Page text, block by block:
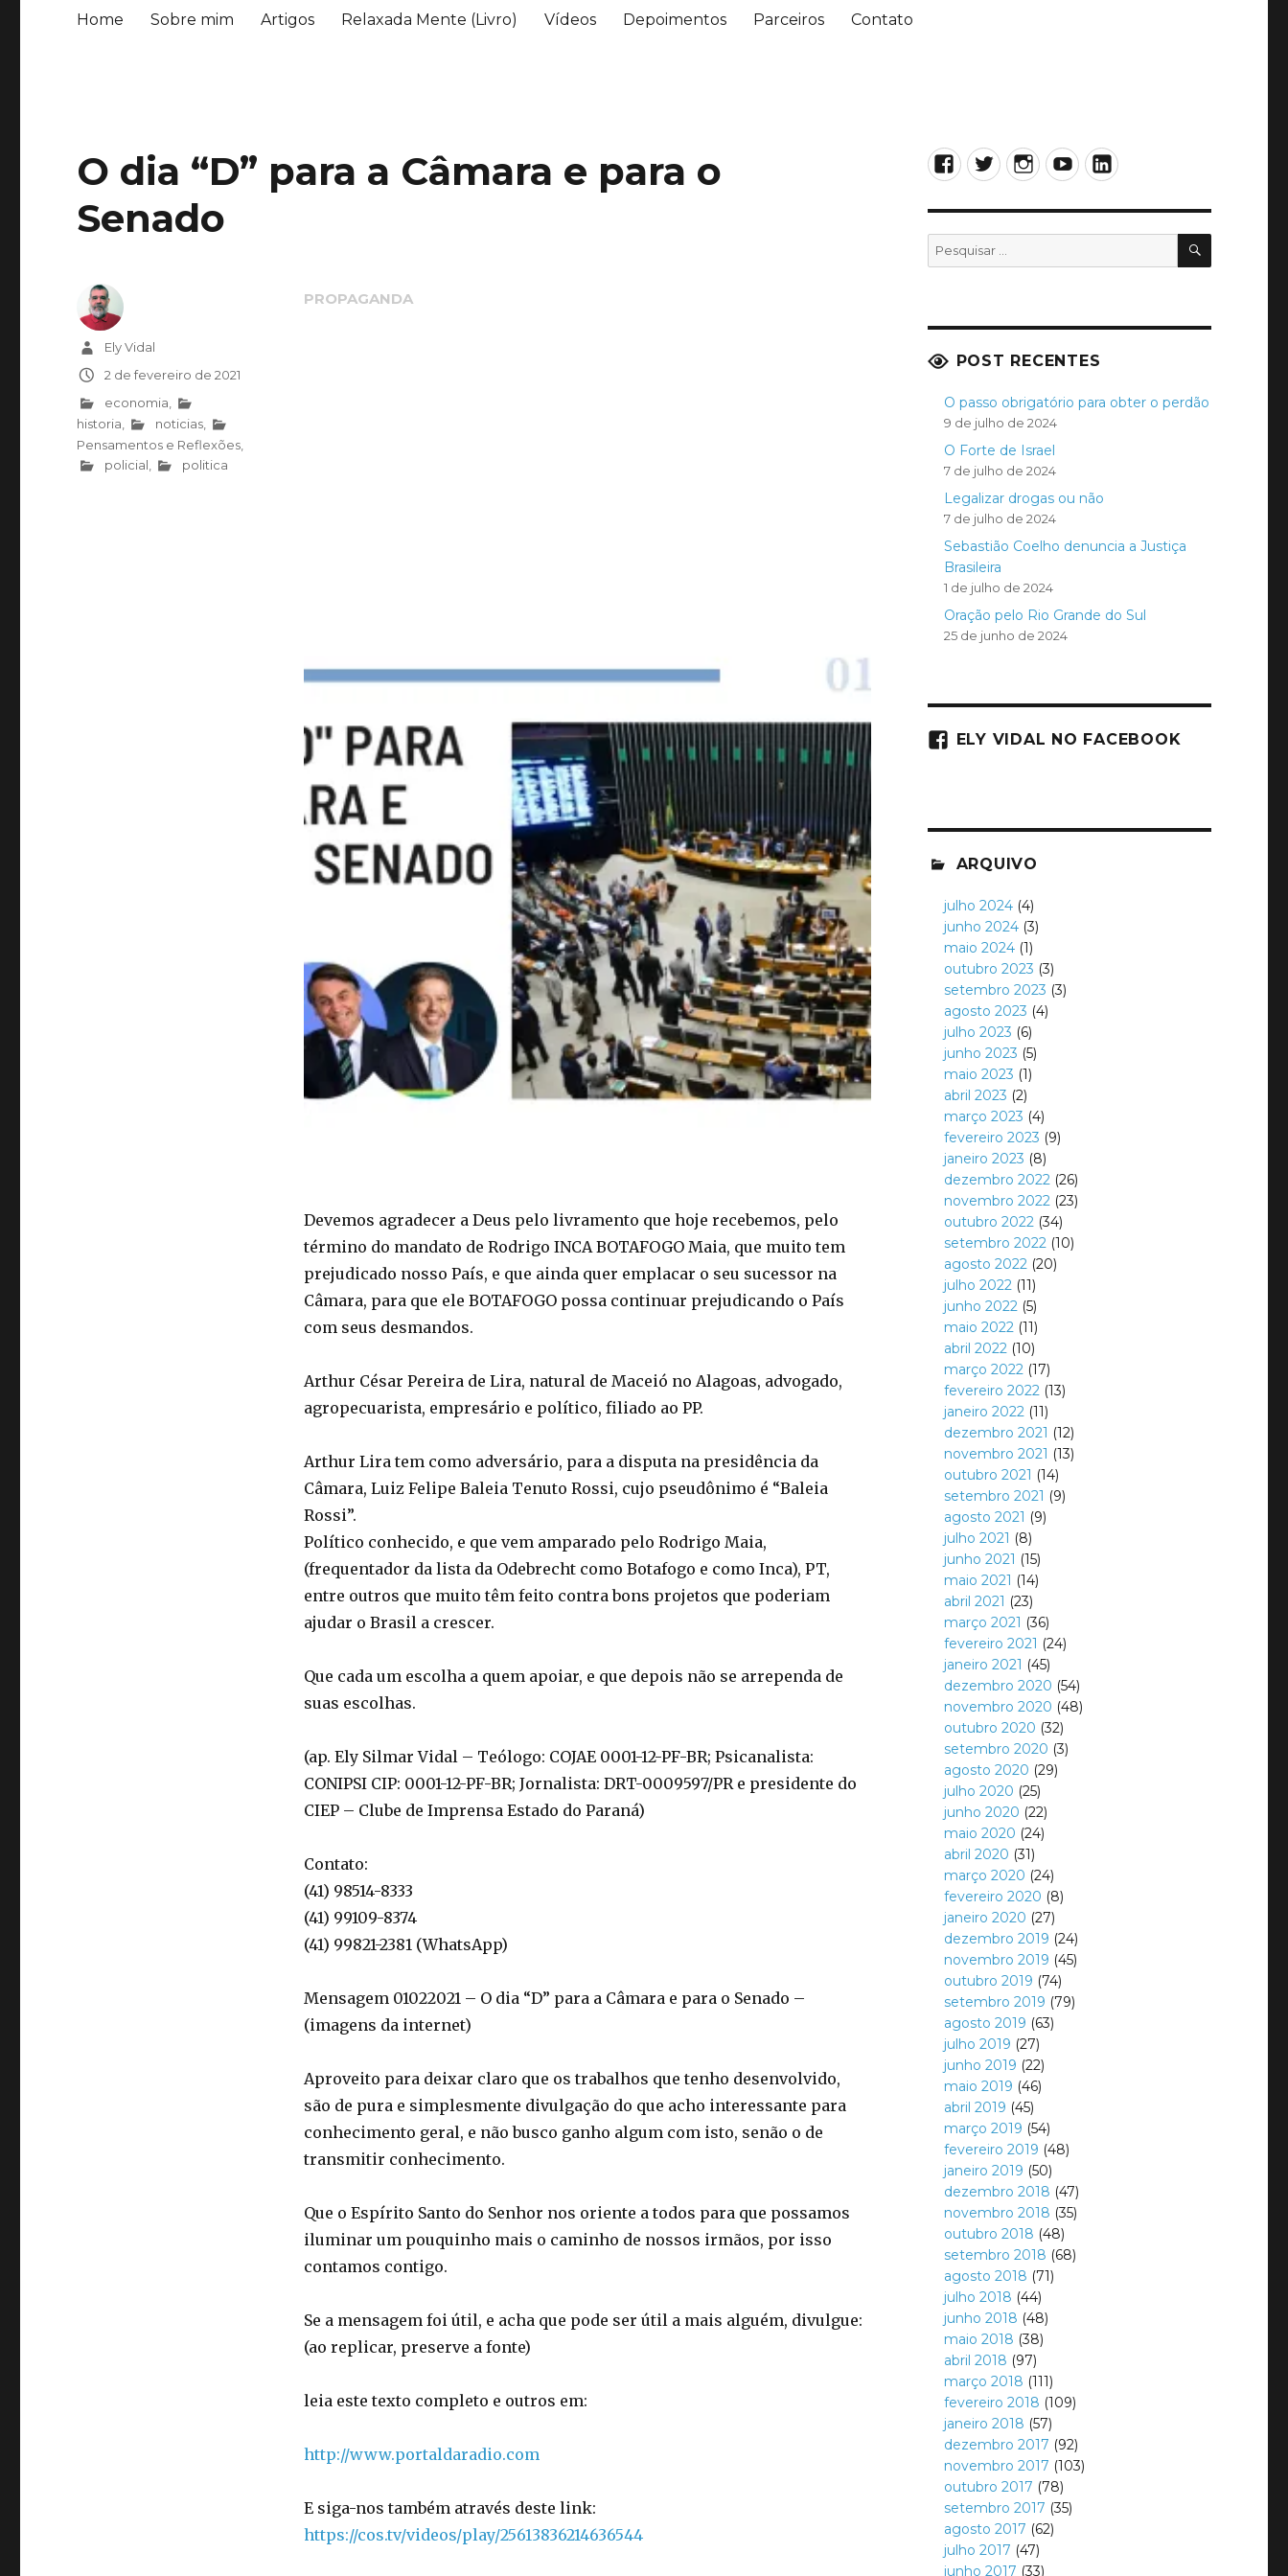
Home Sobre mim Artigos Relaxada Mente (Livro) Vídeos Depoimentos Parceiros Contato
O dia “D” para a Câmara e para o
Senado
Devemos agradecer a Deus pelo livramento que hoje recebemos, pelo
término do mandato de Rodrigo INCA BOTAFOGO Maia, que muito tem
prejudicado nosso País, e que ainda quer emplacar o seu sucessor na
Câmara, para que ele BOTAFOGO possa continuar prejudicando o País
com seus desmandos.
Arthur César Pereira de Lira, natural de Maceió no Alagoas, advogado,
agropecuarista, empresário e político, filiado ao PP.
Arthur Lira tem como adversário, para a disputa na presidência da
Câmara, Luiz Felipe Baleia Tenuto Rossi, cujo pseudônimo é “Baleia
Rossi”.
Político conhecido, e que vem amparado pelo Rodrigo Maia,
(frequentador da lista da Odebrecht como Botafogo e como Inca), PT,
entre outros que muito têm feito contra bons projetos que poderiam
ajudar o Brasil a crescer.
Que cada um escolha a quem apoiar, e que depois não se arrependa de
suas escolhas.
(ap. Ely Silmar Vidal – Teólogo: COJAE 0001-12-PF-BR; Psicanalista:
CONIPSI CIP: 0001-12-PF-BR; Jornalista: DRT-0009597/PR e presidente do
CIEP – Clube de Imprensa Estado do Paraná)
Contato:
(41) 98514-8333
(41) 99109-8374
(41) 99821-2381 (WhatsApp)
Mensagem 01022021 – O dia “D” para a Câmara e para o Senado –
(imagens da internet)
Aproveito para deixar claro que os trabalhos que tenho desenvolvido,
são de pura e simplesmente divulgação do que acho interessante para
conhecimento geral, e não busco ganho algum com isto, senão o de
transmitir conhecimento.
Que o Espírito Santo do Senhor nos oriente a todos para que possamos
iluminar um pouquinho mais o caminho de nossos irmãos, por isso
contamos contigo.
Se a mensagem foi útil, e acha que pode ser útil a mais alguém, divulgue:
(ao replicar, preserve a fonte)
leia este texto completo e outros em:
http://www.portaldaradio.com
E siga-nos também através deste link:
https://cos.tv/videos/play/25613836214636544
AutorEly Vidal
Publicado
em
2 de fevereiro de 2021
Categorias
economia
historia
noticias
Pensamentos e Reflexões
policial
politica
Facebook
TwitterInstagram
YouTubeLinkedIn
Pesquisar
por:
POST RECENTES
O passo obrigatório para obter o perdão
9 de julho de 2024
O Forte de Israel
7 de julho de 2024
Legalizar drogas ou não
7 de julho de 2024
Sebastião Coelho denuncia a Justiça
Brasileira
1 de julho de 2024
Oração pelo Rio Grande do Sul
25 de junho de 2024
ELY VIDAL NO FACEBOOK
ARQUIVO
julho 2024 (4)
junho 2024 (3)
maio 2024 (1)
outubro 2023 (3)
setembro 2023 (3)
agosto 2023 (4)
julho 2023 (6)
junho 2023 (5)
maio 2023 (1)
abril 2023 (2)
março 2023 (4)
fevereiro 2023 (9)
janeiro 2023 (8)
dezembro 2022 (26)
novembro 2022 (23)
outubro 2022 (34)
setembro 2022 (10)
agosto 2022 (20)
julho 2022 (11)
junho 2022 (5)
maio 2022 (11)
abril 2022 (10)
março 2022 (17)
fevereiro 2022 (13)
janeiro 2022 (11)
dezembro 2021 (12)
novembro 2021 (13)
outubro 2021 (14)
setembro 2021 (9)
agosto 2021 (9)
julho 2021 (8)
junho 2021 (15)
maio 2021 (14)
abril 2021 (23)
março 2021 (36)
fevereiro 2021 (24)
janeiro 2021 (45)
dezembro 2020 (54)
novembro 2020 (48)
outubro 2020 (32)
setembro 2020 (3)
agosto 2020 (29)
julho 2020 (25)
junho 2020 (22)
maio 2020 (24)
abril 2020 (31)
março 2020 (24)
fevereiro 2020 (8)
janeiro 2020 (27)
dezembro 2019 (24)
novembro 2019 (45)
outubro 2019 (74)
setembro 2019 (79)
agosto 2019 (63)
julho 2019 (27)
junho 2019 (22)
maio 2019 (46)
abril 2019 (45)
março 2019 (54)
fevereiro 2019 (48)
janeiro 2019 (50)
dezembro 2018 (47)
novembro 2018 (35)
outubro 2018 (48)
setembro 2018 (68)
agosto 2018 (71)
julho 2018 (44)
junho 2018 (48)
maio 2018 (38)
abril 2018 (97)
março 2018 (111)
fevereiro 2018 (109)
janeiro 2018 (57)
dezembro 2017 (92)
novembro 2017 (103)
outubro 2017 (78)
setembro 2017 (35)
agosto 2017 (62)
julho 2017 (47)
junho 2017 (33)